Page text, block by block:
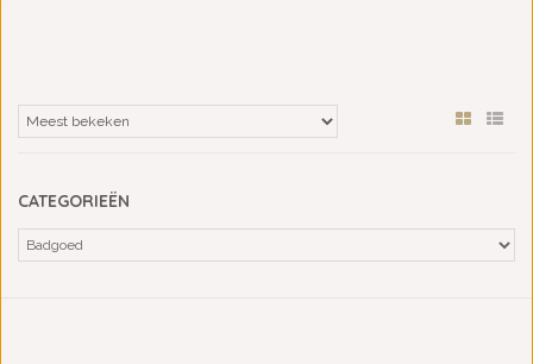
CATEGORIEËN